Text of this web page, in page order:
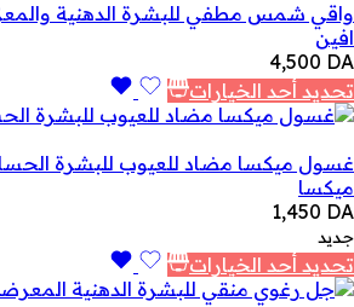
واقي شمس مطفي للبشرة الدهنية
افين
4,500 DA
تحديد أحد الخيارات
غسول ميكسا مضاد للعيوب للبشرة
ميكسا
1,450 DA
جديد
تحديد أحد الخيارات